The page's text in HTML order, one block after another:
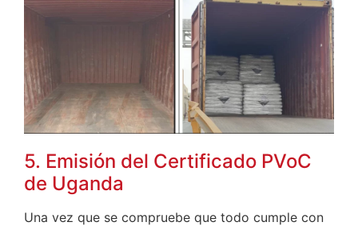
5. Emisión del Certificado PVoC
de Uganda
Una vez que se compruebe que todo cumple con